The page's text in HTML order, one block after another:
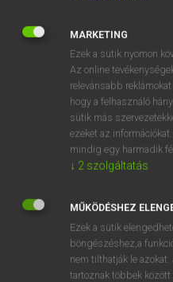
MICROSOFT
BEÉPÜLŐ
ONLINE
EGYÉNI
OKTATÁSI
VÁLLALATI
MARKETING
Ezek a sütik nyomon
Az online
relevánsabb
hogy a felhasználó
sütik más
ezeket az
mindig egy harmadik
↓ 2 szolgáltatás
MŰKÖDÉSHEZ
Ezek a sütik
böngészéshez,a
nem tilthatják le
tartoznak többek